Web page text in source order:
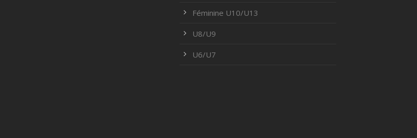
Féminine U10/U13
U8/U9
U6/U7